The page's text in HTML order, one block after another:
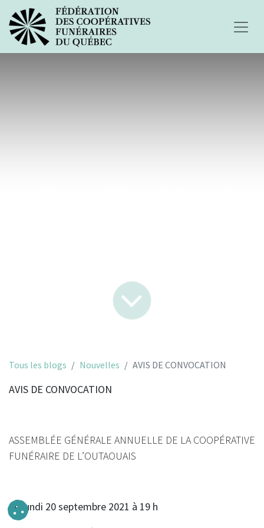
Tous les blogs Nouvelles AVIS DE CONVOCATION
AVIS DE CONVOCATION
ASSEMBLÉE GÉNÉRALE ANNUELLE DE LA COOPÉRATIVE
FUNÉRAIRE DE L’OUTAOUAIS
Le lundi 20 septembre 2021 à 19 h